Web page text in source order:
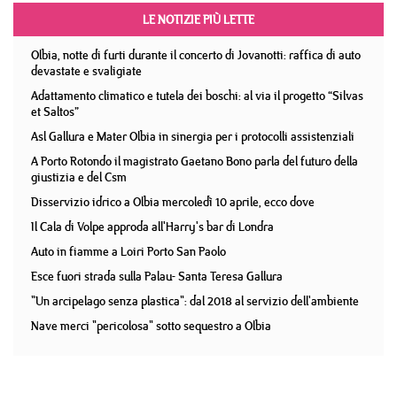
LE NOTIZIE PIÙ LETTE
Olbia, notte di furti durante il concerto di Jovanotti: raffica di auto
devastate e svaligiate
Adattamento climatico e tutela dei boschi: al via il progetto “Silvas
et Saltos”
Asl Gallura e Mater Olbia in sinergia per i protocolli assistenziali
A Porto Rotondo il magistrato Gaetano Bono parla del futuro della
giustizia e del Csm
Disservizio idrico a Olbia mercoledì 10 aprile, ecco dove
Il Cala di Volpe approda all'Harry's bar di Londra
Auto in fiamme a Loiri Porto San Paolo
Esce fuori strada sulla Palau- Santa Teresa Gallura
"Un arcipelago senza plastica": dal 2018 al servizio dell'ambiente
Nave merci "pericolosa" sotto sequestro a Olbia